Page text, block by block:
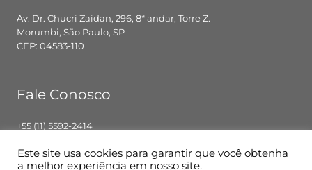
Av. Dr. Chucri Zaidan, 296, 8ª andar, Torre Z.
Morumbi, São Paulo, SP
CEP: 04583-110
Fale Conosco
+55 (11) 5592-2414
Segunda – Sexta: 8h00 – 18h00
Este site usa cookies para garantir que você obtenha
a melhor experiência em nosso site.